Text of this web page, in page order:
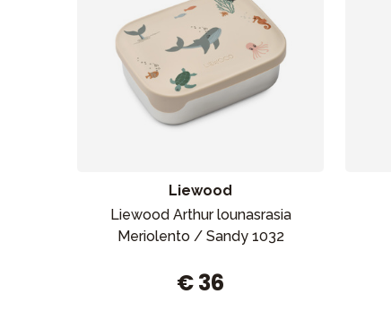
Liewood
Liewood Arthur lounasrasia
Meriolento / Sandy 1032
€ 36